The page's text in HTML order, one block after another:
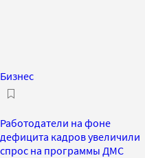
Бизнес
Работодатели на фоне
дефицита кадров увеличили
спрос на программы ДМС